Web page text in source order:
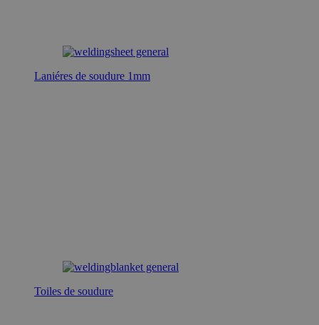
Laniéres de soudure 1mm
Toiles de soudure